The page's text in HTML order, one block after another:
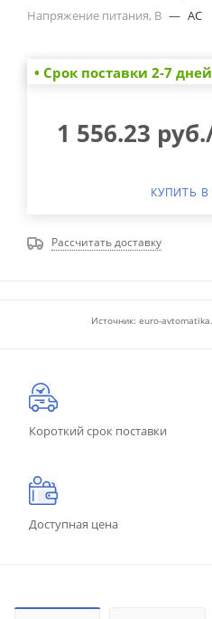
Напряжение питания, В — AC
• Cрок поставки 2-7
1 556.23 руб.
КУПИТЬ В
Рассчитать доставку
Источник: euro-
Короткий срок поставки
Доступная цена